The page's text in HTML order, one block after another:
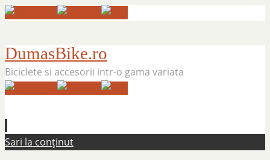
DumasBike.ro
Biciclete si accesorii intr-o gama variata
Sari la conținut